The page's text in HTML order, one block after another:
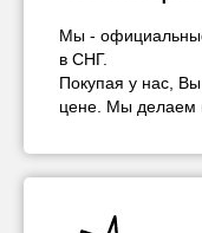
Мы -
в СНГ.
Покупая у нас,
цене. Мы делаем